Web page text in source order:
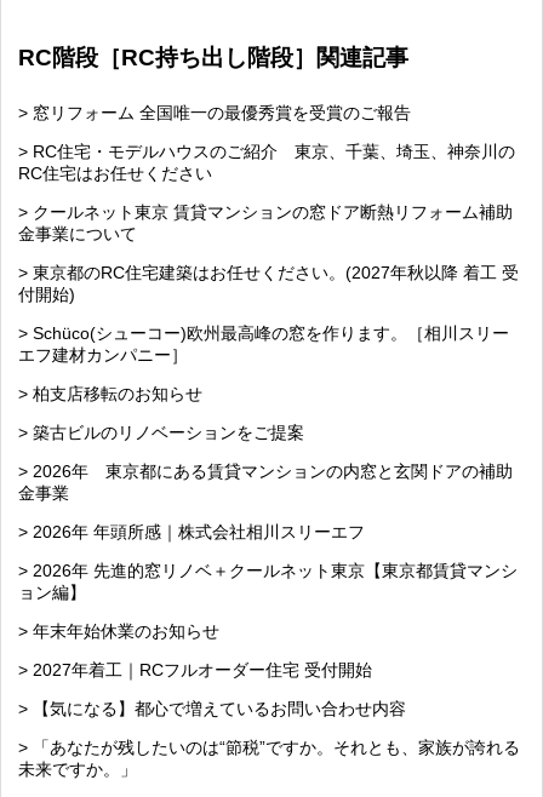
RC階段［RC持ち出し階段］関連記事
> 窓リフォーム 全国唯一の最優秀賞を受賞のご報告
> RC住宅・モデルハウスのご紹介 東京、千葉、埼玉、神奈川の
RC住宅はお任せください
> クールネット東京 賃貸マンションの窓ドア断熱リフォーム補助
金事業について
> 東京都のRC住宅建築はお任せください。(2027年秋以降 着工 受
付開始)
> Schüco(シューコー)欧州最高峰の窓を作ります。［相川スリー
エフ建材カンパニー］
> 柏支店移転のお知らせ
> 築古ビルのリノベーションをご提案
> 2026年 東京都にある賃貸マンションの内窓と玄関ドアの補助
金事業
> 2026年 年頭所感｜株式会社相川スリーエフ
> 2026年 先進的窓リノベ＋クールネット東京【東京都賃貸マンシ
ョン編】
> 年末年始休業のお知らせ
> 2027年着工｜RCフルオーダー住宅 受付開始
> 【気になる】都心で増えているお問い合わせ内容
> 「あなたが残したいのは“節税”ですか。それとも、家族が誇れる
未来ですか。」